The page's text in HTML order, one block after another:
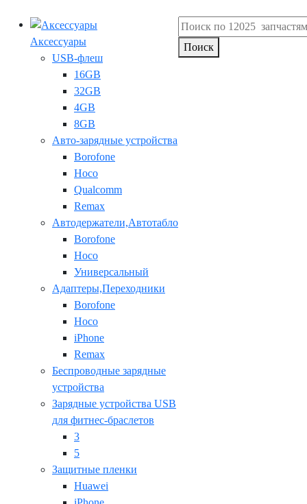
Аксессуары
USB-флеш
16GB
32GB
4GB
8GB
Авто-зарядные устройства
Borofone
Hoco
Qualcomm
Remax
Автодержатели,Автотабло
Borofone
Hoco
Универсальный
Адаптеры,Переходники
Borofone
Hoco
iPhone
Remax
Беспроводные зарядные
устройства
Зарядные устройства USB
для фитнес-браслетов
3
5
Защитные пленки
Huawei
Поиск